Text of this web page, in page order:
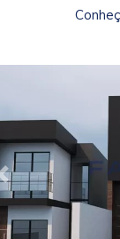
Previous